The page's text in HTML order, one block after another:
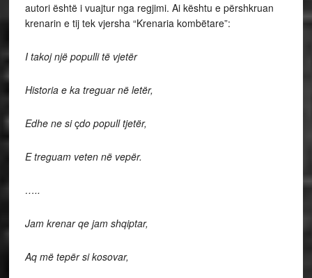
autori është i vuajtur nga regjimi. Ai kështu e përshkruan
krenarin e tij tek vjersha “Krenaria kombëtare”:
I takoj një populli të vjetër
Historia e ka treguar në letër,
Edhe ne siçdo popull tjetër,
E treguam veten në vepër.
…..
Jam krenar qe jam shqiptar,
Aq më tepër si kosovar,